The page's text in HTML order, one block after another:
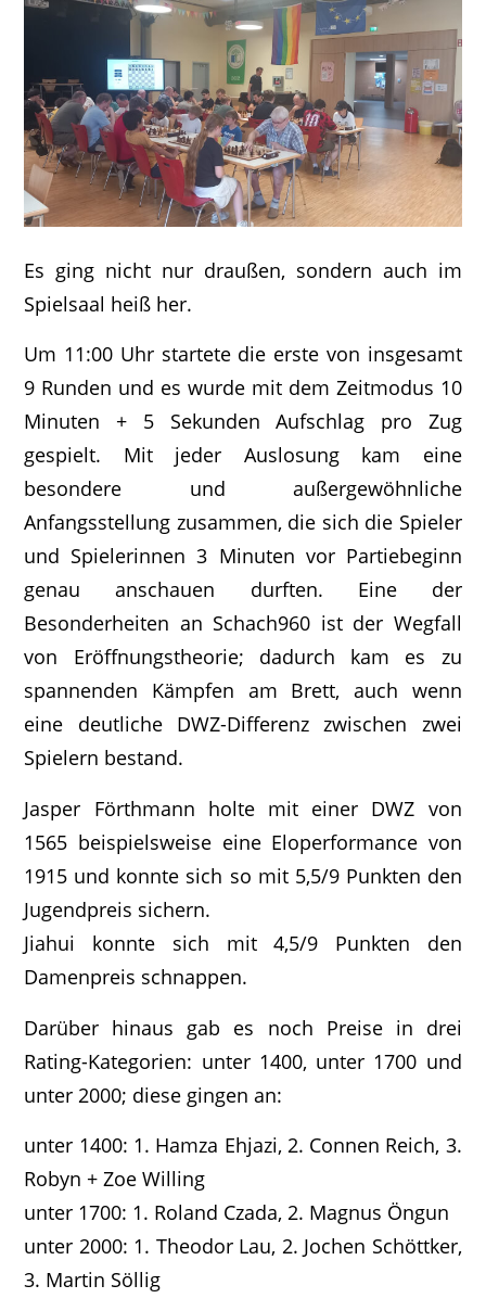
Es ging nicht nur draußen, sondern auch im
Spielsaal heiß her.
Um 11:00 Uhr startete die erste von insgesamt
9 Runden und es wurde mit dem Zeitmodus 10
Minuten + 5 Sekunden Aufschlag pro Zug
gespielt. Mit jeder Auslosung kam eine
besondere und außergewöhnliche
Anfangsstellung zusammen, die sich die Spieler
und Spielerinnen 3 Minuten vor Partiebeginn
genau anschauen durften. Eine der
Besonderheiten an Schach960 ist der Wegfall
von Eröffnungstheorie; dadurch kam es zu
spannenden Kämpfen am Brett, auch wenn
eine deutliche DWZ-Differenz zwischen zwei
Spielern bestand.
Jasper Förthmann holte mit einer DWZ von
1565 beispielsweise eine Eloperformance von
1915 und konnte sich so mit 5,5/9 Punkten den
Jugendpreis sichern.
Jiahui konnte sich mit 4,5/9 Punkten den
Damenpreis schnappen.
Darüber hinaus gab es noch Preise in drei
Rating-Kategorien: unter 1400, unter 1700 und
unter 2000; diese gingen an:
unter 1400: 1. Hamza Ehjazi, 2. Connen Reich, 3.
Robyn + Zoe Willing
unter 1700: 1. Roland Czada, 2. Magnus Öngun
unter 2000: 1. Theodor Lau, 2. Jochen Schöttker,
3. Martin Söllig